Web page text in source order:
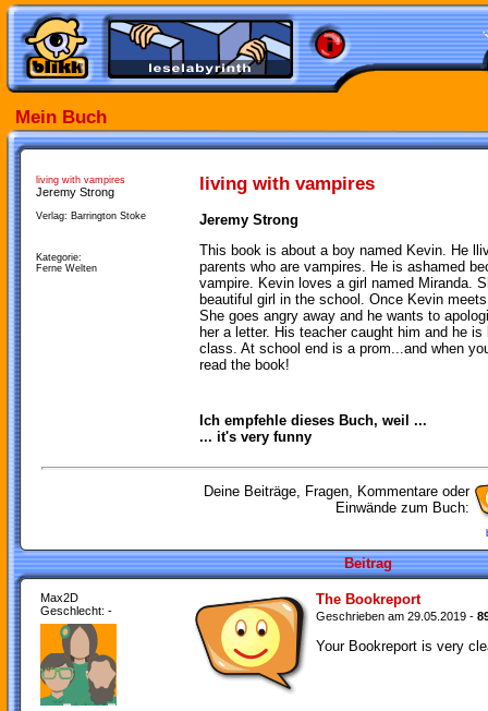
Mein Buch
living with vampires
Jeremy Strong
Verlag: Barrington Stoke
Kategorie:
Ferne Welten
living with vampires
Jeremy Strong
This book is about a boy named Kevin. He
parents who are vampires. He is ashamed
vampire. Kevin loves a girl named Miranda.
beautiful girl in the school. Once Kevin
She goes angry away and he wants to
her a letter. His teacher caught him and he
class. At school end is a prom...and when
read the book!
Ich empfehle dieses Buch, weil ...
... it's very funny
Deine Beiträge, Fragen, Kommentare oder
Einwände zum Buch:
Beitrag
Max2D
Geschlecht: -
The Bookreport
Geschrieben am 29.05.2019 -
Your Bookreport is very